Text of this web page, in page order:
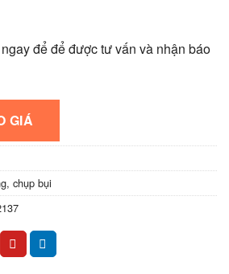
để để được tư vấn và nhận báo
GIÁ
chụp bụi